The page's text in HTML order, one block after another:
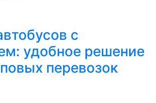
с
удобное решение
перевозок